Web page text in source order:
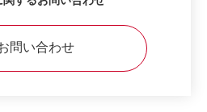
問い合わせ